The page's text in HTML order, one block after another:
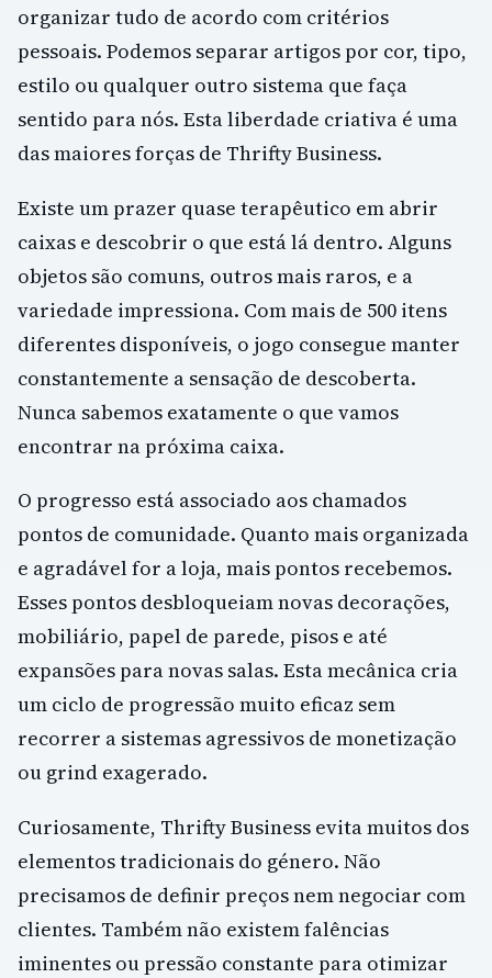
organizar tudo de acordo com critérios
pessoais. Podemos separar artigos por cor, tipo,
estilo ou qualquer outro sistema que faça
sentido para nós. Esta liberdade criativa é uma
das maiores forças de Thrifty Business.
Existe um prazer quase terapêutico em abrir
caixas e descobrir o que está lá dentro. Alguns
objetos são comuns, outros mais raros, e a
variedade impressiona. Com mais de 500 itens
diferentes disponíveis, o jogo consegue manter
constantemente a sensação de descoberta.
Nunca sabemos exatamente o que vamos
encontrar na próxima caixa.
O progresso está associado aos chamados
pontos de comunidade. Quanto mais organizada
e agradável for a loja, mais pontos recebemos.
Esses pontos desbloqueiam novas decorações,
mobiliário, papel de parede, pisos e até
expansões para novas salas. Esta mecânica cria
um ciclo de progressão muito eficaz sem
recorrer a sistemas agressivos de monetização
ou grind exagerado.
Curiosamente, Thrifty Business evita muitos dos
elementos tradicionais do género. Não
precisamos de definir preços nem negociar com
clientes. Também não existem falências
iminentes ou pressão constante para otimizar